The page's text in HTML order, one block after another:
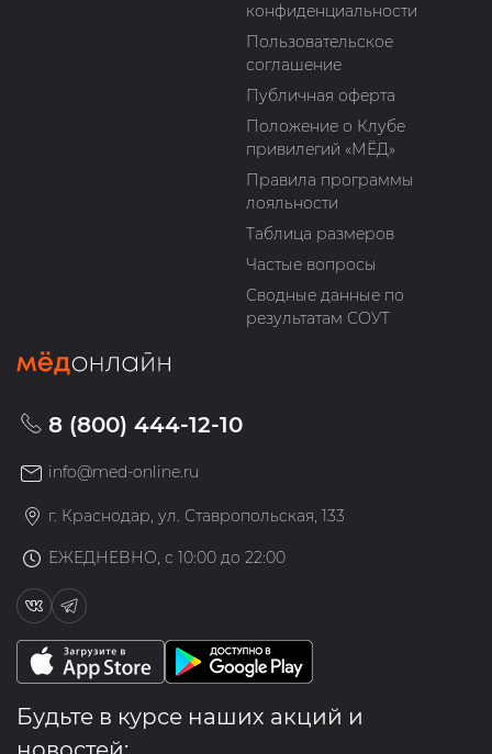
конфиденциальности
Пользовательское
соглашение
Публичная оферта
Положение о Клубе
привилегий «МЁД»
Правила программы
лояльности
Таблица размеров
Частые вопросы
Сводные данные по
результатам СОУТ
8 (800) 444-12-10
info@med-online.ru
г. Краснодар, ул. Ставропольская, 133
ЕЖЕДНЕВНО, с 10:00 до 22:00
Будьте в курсе наших акций и